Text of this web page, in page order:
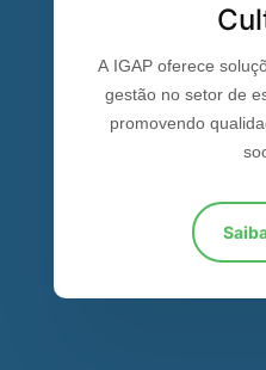
A IGAP oferece
gestão no setor de
promovendo